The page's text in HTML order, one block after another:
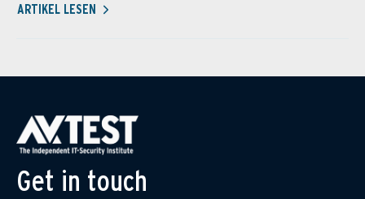
ARTIKEL LESEN
Get in touch